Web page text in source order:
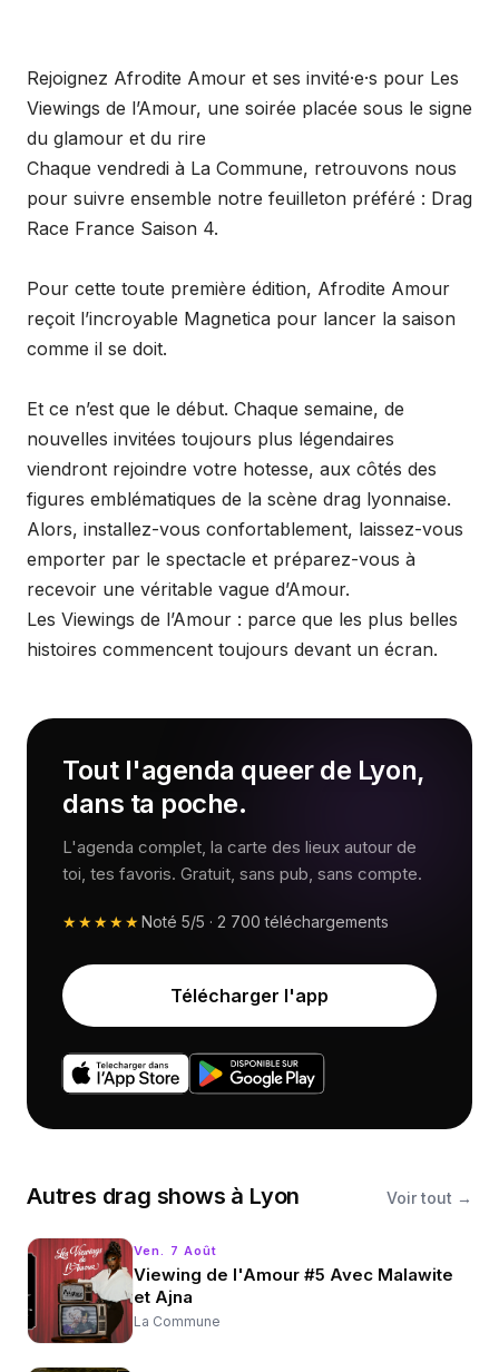
Rejoignez Afrodite Amour et ses invité·e·s pour Les
Viewings de l’Amour, une soirée placée sous le signe
du glamour et du rire
Chaque vendredi à La Commune, retrouvons nous
pour suivre ensemble notre feuilleton préféré : Drag
Race France Saison 4.
Pour cette toute première édition, Afrodite Amour
reçoit l’incroyable Magnetica pour lancer la saison
comme il se doit.
Et ce n’est que le début. Chaque semaine, de
nouvelles invitées toujours plus légendaires
viendront rejoindre votre hotesse, aux côtés des
figures emblématiques de la scène drag lyonnaise.
Alors, installez-vous confortablement, laissez-vous
emporter par le spectacle et préparez-vous à
recevoir une véritable vague d’Amour.
Les Viewings de l’Amour : parce que les plus belles
histoires commencent toujours devant un écran.
Tout l'agenda queer de Lyon,
dans ta poche.
L'agenda complet, la carte des lieux autour de
toi, tes favoris. Gratuit, sans pub, sans compte.
★★★★★Noté 5/5 · 2 700 téléchargements
Télécharger l'app
Autres drag shows à Lyon Voir tout →
Ven. 7 Août
Viewing de l'Amour #5 Avec Malawite
et Ajna
La Commune